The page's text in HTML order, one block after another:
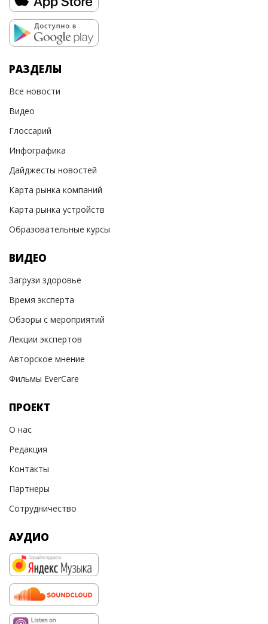
РАЗДЕЛЫ
Все новости
Видео
Глоссарий
Инфографика
Дайджесты новостей
Карта рынка компаний
Карта рынка устройств
Образовательные курсы
ВИДЕО
Загрузи здоровье
Время эксперта
Обзоры с мероприятий
Лекции экспертов
Авторское мнение
Фильмы EverCare
ПРОЕКТ
О нас
Редакция
Контакты
Партнеры
Сотрудничество
АУДИО